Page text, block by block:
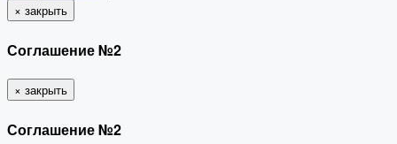
× закрыть
Соглашение №2
× закрыть
Соглашение №2